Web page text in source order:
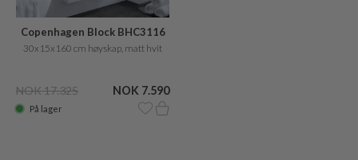
Copenhagen Block BHC3116
30x15x160 cm høyskap, matt hvit
NOK 17.325 NOK 7.590
På lager